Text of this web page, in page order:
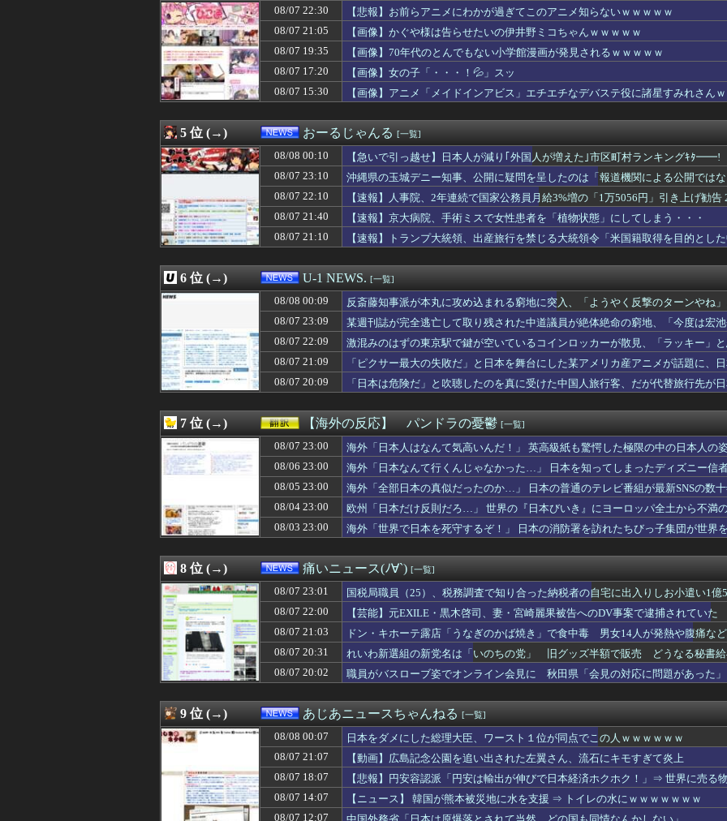
08/08 00:00
【悲報】仙台育英のマネージャー、首をひねっただけでなぜかウインクしたことにされ...
08/08 00:00
【ウマ娘】ジェンティル「そろそろ狩るわ...♥」
08/08 00:00
日本人女性インフルエンサー、ライブ配信中に自殺
08/08 00:00
【学マス】AIライザに対抗して学マスもAIアイドルを出そう
08/08 00:00
冷やし中華と冷麺一緒にするやつなんなん？
08/08 00:00
宮崎駿「心の穴を埋めるために、交配を重ねた毛虫みたいな小さな犬を連れてる人、本...
08/08 00:00
トメ「旅行中はウトと孫のお世話お願いね」私「え？」夫「それくらいやってやれよ」...
08/08 00:00
【遊戯王情報】Yu-Gi-Oh! CARD GAME THE CHRONICL...
08/08 00:00
加藤純一さん、ニコニコ老人会の同接がとんでもないことにｗｗｗｗｗｗｗｗｗｗ
08/08 00:00
44歳バツイチなんだが、仕事が長続きしません。突然仕事に行くのが嫌になって.....
08/08 00:00
阪神・藤川監督、3失点で敗戦投手のドリスに「今までしっかりやってきてましたから...
【グラブル】カイムとテレサでだいぶソロモナスのノリ違うって本当？
08/08 00:00
【動画】女子高生ダンス部、完成度が高すぎる 過去最高傑作と話題にｗｗｗｗ
08/08 00:00
松尾美佑ちゃんの健康的な美ワキ、大変なことになってるって...
08/08 00:00
沖縄尚学のチアがインタビューを受ける姿が可愛いと話題に（※動画あり）
08/08 00:00
【画像あり】居酒屋「6人で長居して会計4939円！喋りたいだけなら公園に行って...
08/08 00:00
【ラブライブ！】【画像】神田明神納涼祭りの青山なぎささん【Liella!】
08/08 00:00
姑「子供いないんだから月2万くらい出せるでしょ」私「え？将来のために貯めている...
08/08 00:00
漫画ゲームアニメで史上最低の後付け
【批判】ラノベ作家（52）「新作ラブコメ書いたぞ！ｗ」X民「いい歳こいてラブコ...
08/08 00:00
高市首相、秋の内閣改造で目論む「麻生支配からの脱却」…茂木敏充氏も小林鷹之氏も...
08/08 00:00
【イオンモール熊本爆発】なぜ再入館できた？ハビタ幹部は「モール職員は引き止めな...
08/08 00:00
【艦これ】そもそも深海ってなんか悪いことしたの
08/08 00:00
体調が悪いタイミングで義父がやって来た。流石に家に上がらないだろと思ってたら、...
08/08 00:00
元原爆資料館館長「もし可能なら修学旅行や平和学習の小学生に腐敗した遺体の臭いを...
08/08 00:00
友人「昼はいつも近所のファミレスで、そこの店員にバカにされるようになった」俺「...
08/08 00:00
コトメ「父親役をお願い。うちの子がパパって呼んでもいいよね？」旦那「それは無理...
08/08 00:00
毛沢東、党内の「自己批判」を密告合戦に変えて幹部を黙らせる
08/08 00:00
お前らくんは、いくらの時計を着けてるんや？
08/08 00:00
ガンダムの戦艦ってモビルスーツに簡単に落とされるけど
首相官邸、高市首相の感動的なBGMをつけた熊本訪問の感動ムービーを投稿
08/07 23:58
乃木坂野球部のグッズ売り上げランキング、1位が意外すぎるwwwwwwww
08/07 23:56
韓国サッカーのイメージが墜落
08/07 23:55
朝鮮日報 幻となった「女性天皇」 [8/7]
08/07 23:52
今の子はコニーちゃん知らないってマジ！？
08/07 23:51
マジで金無いからどっかから借金して踏み倒そうと思うんだけど・・・
08/07 23:50
どうやってなるのか謎な職業てあるよな？
08/07 23:50
長い、太い、下がってるまゆ毛はNG、8割の女性「整えるべき」
08/07 23:50
上司からタコ殴りにされて被害届出したんやけど示談金どれくらいいけそう？？？
08/07 23:49
不動産屋立ち上げたけど質問ある？
08/07 23:47
徴集兵の20％は女性、イザベラ王女の姿も…デンマークが新たな兵役制度開始！
08/07 23:45
【謎】動物たち、一斉に「コンビニの棚」に興味を示し始めるｗｗｗｗ
08/07 23:45
韓国人「海外で韓国サッカーの2002年ベスト4の実力は、実際にはどれくらい認め...
08/07 23:45
上司からタコ殴りにされて被害届出したんやけど示談金どれくらいいけそう？？？
08/07 23:44
【ウマ娘】海外勢が描いたウマ娘からしか得られない栄養がある
08/07 23:42
『転生したらスライムだった件 第4期』89話感想 あちこちでバトルと思惑が重な...
就活面接官「全国転勤あるけど平気？」 就活生「はい！」
あやてぃーからファンへ愛のメッセージがコチラ！！！【乃木坂46】
08/07 23:40
海外「まるでタイムスリップしたみたいだ…！」日本の江戸時代の街並みがそのまま保...
08/07 23:40
【2軍】DeNA 12－2 ソフトバンク、先発竹田祐が最速150キロストレート...
08/07 23:40
【画像】最近のJKさんのボディ、成長がとまらないｗｗｗwｗｗｗｗｗｗｗｗ❤
08/07 22:30
【悲報】お前らアニメにわかが過ぎてこのアニメ知らないｗｗｗｗｗ
08/07 21:05
【画像】かぐや様は告らせたいの伊井野ミコちゃんｗｗｗｗｗ
08/07 19:35
【画像】70年代のとんでもない小学館漫画が発見されるｗｗｗｗｗ
08/07 17:20
【画像】女の子「・・・！💦」スッ
08/07 15:30
【画像】アニメ「メイドインアビス」エチエチなデバステ役に諸星すみれさん
5 位 (→) おーるじゃんる [一覧]
08/08 00:10
【急いで引っ越せ】日本人が減り｢外国人が増えた｣市区町村ランキングｷﾀ━━!
08/07 23:10
沖縄県の玉城デニー知事、公開に疑問を呈したのは「報道機関による公開では
た」とよくわからない説明
08/07 22:10
【速報】人事院、2年連続で国家公務員月給3%増の「1万5056円」引き上げ勧告
08/07 21:40
【速報】京大病院、手術ミスで女性患者を「植物状態」にしてしまう・・・
08/07 21:10
【速報】トランプ大統領、出産旅行を禁じる大統領令「米国籍取得を目的とし
6 位 (→) U-1 NEWS. [一覧]
08/08 00:09
反斎藤知事派が本丸に攻め込まれる窮地に突入、「ようやく反撃のターンやね
08/07 23:09
某週刊誌が完全逃亡して取り残された中道議員が絶体絶命の窮地、「今度は
呆れる人が続出
08/07 22:09
激混みのはずの東京駅で鍵が空いているコインロッカーが散見、「ラッキー
08/07 21:09
「ピクサー最大の失敗だ」と日本を舞台にした某アメリカ産アニメが話題に
08/07 20:09
「日本は危険だ」と吹聴したのを真に受けた中国人旅行客、だが代替旅行先
7 位 (→) 【海外の反応】 パンドラの憂鬱 [一覧]
08/07 23:00
海外「日本人はなんて気高いんだ！」 英高級紙も驚愕した極限の中の日本人の
08/06 23:00
海外「日本なんて行くんじゃなかった…」 日本を知ってしまったディズニー信
08/05 23:00
海外「全部日本の真似だったのか…」 日本の普通のテレビ番組が最新SNSの数
08/04 23:00
欧州「日本だけ反則だろ…」 世界の『日本びいき』にヨーロッパ全土から不満
08/03 23:00
海外「世界で日本を死守するぞ！」 日本の消防署を訪れたちびっ子集団が世界
8 位 (→) 痛いニュース(ﾉ∀`) [一覧]
08/07 23:01
国税局職員（25）、税務調査で知り合った納税者の自宅に出入りしお小遣い1億
08/07 22:00
【芸能】元EXILE・黒木啓司、妻・宮崎麗果被告へのDV事案で逮捕されてい
損傷の怪我
08/07 21:03
ドン・キホーテ露店「うなぎのかば焼き」で食中毒 男女14人が発熱や腹痛な
08/07 20:31
れいわ新選組の新党名は「いのちの党」 旧グッズ半額で販売 どうなる秘書
08/07 20:02
職員がバスローブ姿でオンライン会見に 秋田県「会見の対応に問題があった」
9 位 (→) あじあニュースちゃんねる [一覧]
08/08 00:07
日本をダメにした総理大臣、ワースト１位が同点でこの人ｗｗｗｗｗｗ
08/07 21:07
【動画】広島記念公園を追い出された左翼さん、流石にキモすぎて炎上
08/07 18:07
【悲報】円安容認派「円安は輸出が伸びで日本経済ホクホク！」⇒ 世界に売る
08/07 14:07
【ニュース】 韓国が熊本被災地に水を支援 ⇒ トイレの水にｗｗｗｗｗｗｗ
08/07 12:07